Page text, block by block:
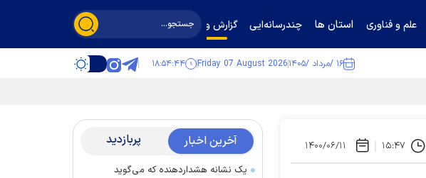
علم و فناوری استان ها چندرسانه‌ایی گزارش و گفت‌وگو
۱۶ /مرداد /۱۴۰۵ Friday 07 August 2026 ۱۸:۵۴:۴۴
۱۵:۴۷ ۱۴۰۰/۰۶/۱۱ آخرین اخبار پربازدید
یک نشانه هشداردهنده که می‌گوید